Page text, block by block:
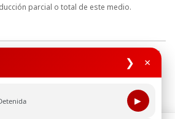
❯ ×
▶
parcial o total de este medio.
Derechos de Autor y Propiedad Intelectual
Política de Tratamiento de Datos